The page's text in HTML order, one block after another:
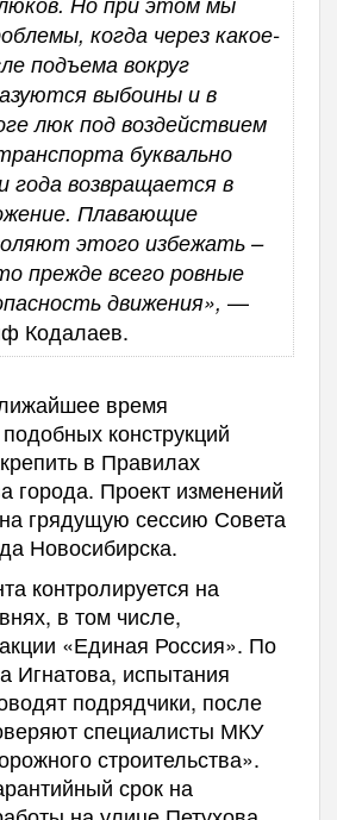
когда через какое-
подъема вокруг
выбоины и в
люк под воздействием
буквально
года возвращается в
Плавающие
этого избежать –
прежде всего ровные
движения», —
Кодалаев.
время
конструкций
в Правилах
города. Проект изменений
грядущую сессию Совета
Новосибирска.
контролируется на
в том числе,
«Единая Россия». По
Игнатова, испытания
подрядчики, после
специалисты МКУ
строительства».
срок на